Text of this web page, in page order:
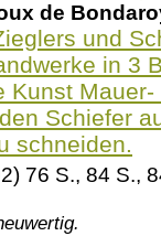
de
und
in 3
Kunst
Schiefer
schneiden.
76 S., 84 S.,